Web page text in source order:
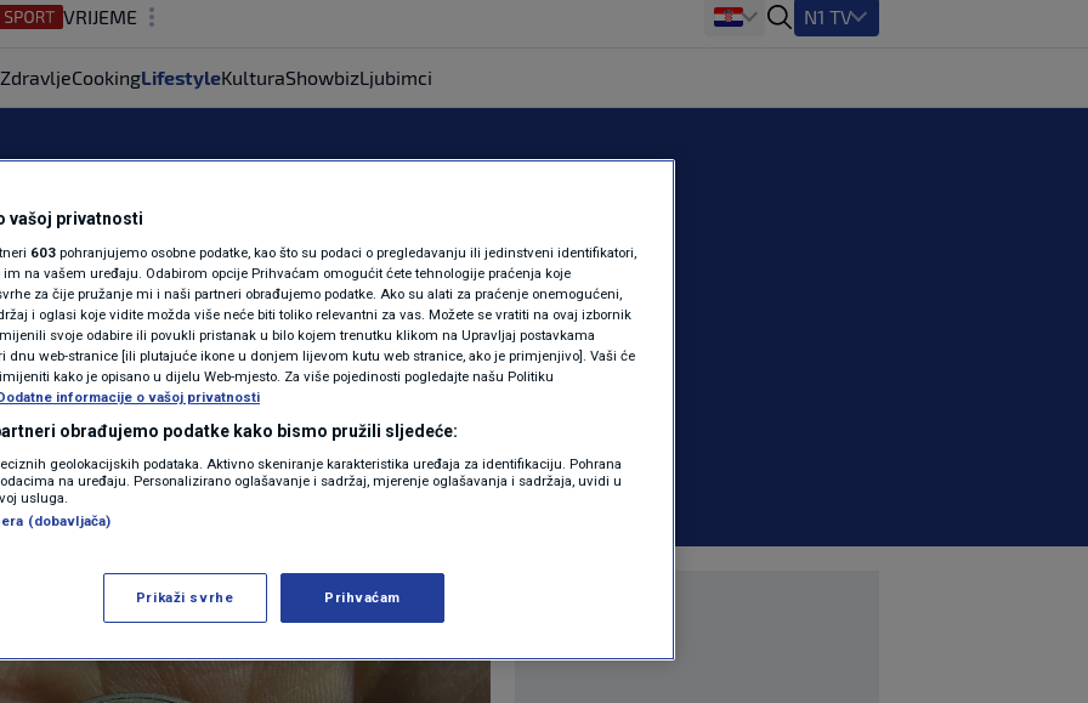
VRIJEME
REGIJA
MAGAZIN
KOLUMNE
N1(DIS)INFO
KLIMATSKE PROMJENE
FOTO
VIDEO
N1 TV
ZdravljeCookingLifestyleKulturaShowbizLjubimci
od dva
se obogatiti!
| LIFESTYLE 1 komentar
Više
vašoj privatnosti
603 pohranjujemo osobne podatke, kao što su podaci o pregledavanju ili jedinstveni identifikatori,
na vašem uređaju. Odabirom opcije Prihvaćam omogućit ćete tehnologije praćenja koje
za čije pružanje mi i naši partneri obrađujemo podatke. Ako su alati za praćenje onemogućeni,
i oglasi koje vidite možda više neće biti toliko relevantni za vas. Možete se vratiti na ovaj izbornik
svoje odabire ili povukli pristanak u bilo kojem trenutku klikom na Upravljaj postavkama
dnu web-stranice [ili plutajuće ikone u donjem lijevom kutu web stranice, ako je primjenjivo]. Vaši će
kako je opisano u dijelu Web-mjesto. Za više pojedinosti pogledajte našu Politiku
informacije o vašoj privatnosti
obrađujemo podatke kako bismo pružili sljedeće:
geolokacijskih podataka. Aktivno skeniranje karakteristika uređaja za identifikaciju. Pohrana
na uređaju. Personalizirano oglašavanje i sadržaj, mjerenje oglašavanja i sadržaja, uvidi u
usluga.
(dobavljača)
Prikaži svrhe Prihvaćam